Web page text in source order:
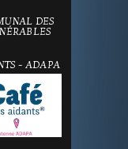
DES
- ADAPA